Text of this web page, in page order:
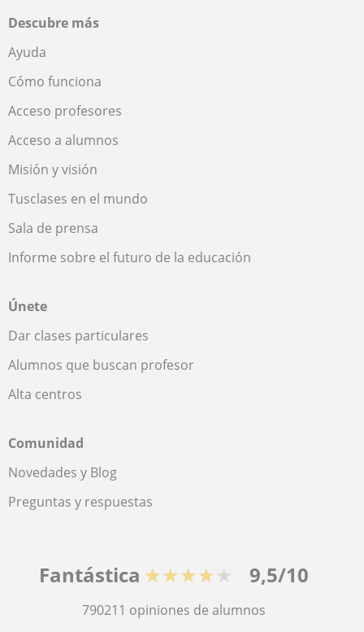
Descubre más
Ayuda
Cómo funciona
Acceso profesores
Acceso a alumnos
Misión y visión
Tusclases en el mundo
Sala de prensa
Informe sobre el futuro de la educación
Únete
Dar clases particulares
Alumnos que buscan profesor
Alta centros
Comunidad
Novedades y Blog
Preguntas y respuestas
Fantástica ★★★★★ 9,5/10
790211 opiniones de alumnos